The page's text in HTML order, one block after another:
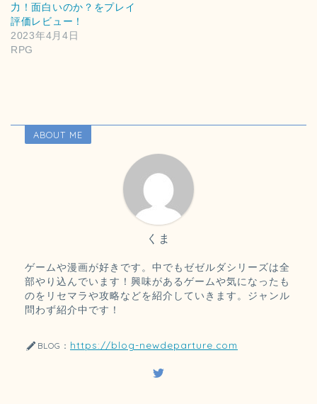
力！面白いのか？をプレイ
評価レビュー！
2023年4月4日
RPG
ABOUT ME
くま
ゲームや漫画が好きです。中でもゼゼルダシリーズは全
部やり込んでいます！興味があるゲームや気になったも
のをリセマラや攻略などを紹介していきます。ジャンル
問わず紹介中です！
BLOG： https://blog-newdeparture.com